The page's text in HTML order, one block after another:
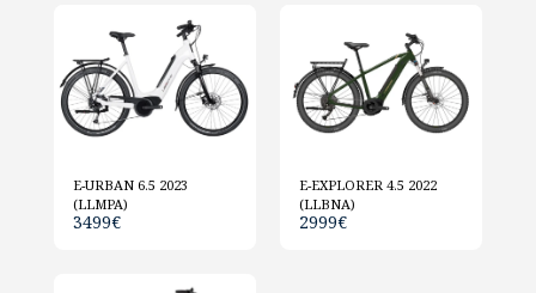
E-URBAN 6.5 2023
(LLMPA)
3499€
E-EXPLORER 4.5 2022
(LLBNA)
2999€